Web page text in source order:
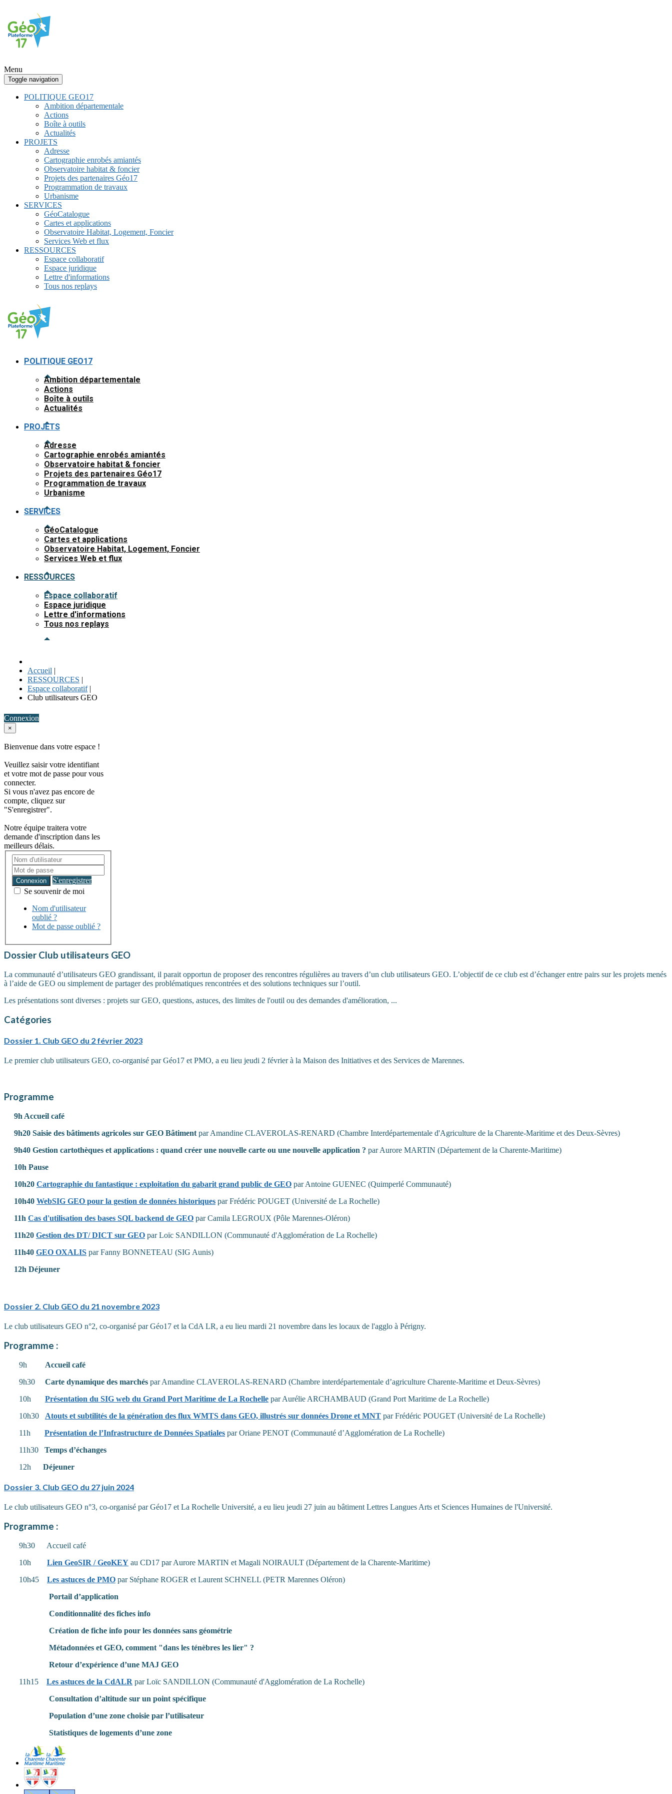
Menu
Toggle navigation
POLITIQUE GEO17
Ambition départementale
Actions
Boîte à outils
Actualités
PROJETS
Adresse
Cartographie enrobés amiantés
Observatoire habitat & foncier
Projets des partenaires Géo17
Programmation de travaux
Urbanisme
SERVICES
GéoCatalogue
Cartes et applications
Observatoire Habitat, Logement, Foncier
Services Web et flux
RESSOURCES
Espace collaboratif
Espace juridique
Lettre d'informations
Tous nos replays
POLITIQUE GEO17
Ambition départementale
Actions
Boîte à outils
Actualités
PROJETS
Adresse
Cartographie enrobés amiantés
Observatoire habitat & foncier
Projets des partenaires Géo17
Programmation de travaux
Urbanisme
SERVICES
GéoCatalogue
Cartes et applications
Observatoire Habitat, Logement, Foncier
Services Web et flux
RESSOURCES
Espace collaboratif
Espace juridique
Lettre d'informations
Tous nos replays
Accueil |
RESSOURCES |
Espace collaboratif |
Club utilisateurs GEO
Connexion
×
Bienvenue dans votre espace !
Veuillez saisir votre identifiant
et votre mot de passe pour vous
connecter.
Si vous n'avez pas encore de
compte, cliquez sur
"S'enregistrer".
Notre équipe traitera votre
demande d'inscription dans les
meilleurs délais.
Connexion
S'enregistrer
Se souvenir de moi
Nom d'utilisateur
oublié ?
Mot de passe oublié ?
Dossier Club utilisateurs GEO
La communauté d’utilisateurs GEO grandissant, il parait opportun de proposer des rencontres régulières au travers d’un club utilisateurs GEO. L’objectif de ce club est d’échanger entre pairs sur les projets menés
à l’aide de GEO ou simplement de partager des problématiques rencontrées et des solutions techniques sur l’outil.
Les présentations sont diverses : projets sur GEO, questions, astuces, des limites de l'outil ou des demandes d'amélioration, ...
Catégories
Dossier 1. Club GEO du 2 février 2023
Le premier club utilisateurs GEO, co-organisé par Géo17 et PMO, a eu lieu jeudi 2 février à la Maison des Initiatives et des Services de Marennes.
Programme
9h Accueil café
9h20 Saisie des bâtiments agricoles sur GEO Bâtiment par Amandine CLAVEROLAS-RENARD (Chambre Interdépartementale d'Agriculture de la Charente-Maritime et des Deux-Sèvres)
9h40 Gestion cartothèques et applications : quand créer une nouvelle carte ou une nouvelle application ? par Aurore MARTIN (Département de la Charente-Maritime)
10h Pause
10h20 Cartographie du fantastique : exploitation du gabarit grand public de GEO par Antoine GUENEC (Quimperlé Communauté)
10h40 WebSIG GEO pour la gestion de données historiques par Frédéric POUGET (Université de La Rochelle)
11h Cas d'utilisation des bases SQL backend de GEO par Camila LEGROUX (Pôle Marennes-Oléron)
11h20 Gestion des DT/ DICT sur GEO par Loïc SANDILLON (Communauté d'Agglomération de La Rochelle)
11h40 GEO OXALIS par Fanny BONNETEAU (SIG Aunis)
12h Déjeuner
Dossier 2. Club GEO du 21 novembre 2023
Le club utilisateurs GEO n°2, co-organisé par Géo17 et la CdA LR, a eu lieu mardi 21 novembre dans les locaux de l'agglo à Périgny.
Programme :
9h Accueil café
9h30 Carte dynamique des marchés par Amandine CLAVEROLAS-RENARD (Chambre interdépartementale d’agriculture Charente-Maritime et Deux-Sèvres)
10h Présentation du SIG web du Grand Port Maritime de La Rochelle par Aurélie ARCHAMBAUD (Grand Port Maritime de La Rochelle)
10h30 Atouts et subtilités de la génération des flux WMTS dans GEO, illustrés sur données Drone et MNT par Frédéric POUGET (Université de La Rochelle)
11h Présentation de l’Infrastructure de Données Spatiales par Oriane PENOT (Communauté d’Agglomération de La Rochelle)
11h30 Temps d’échanges
12h Déjeuner
Dossier 3. Club GEO du 27 juin 2024
Le club utilisateurs GEO n°3, co-organisé par Géo17 et La Rochelle Université, a eu lieu jeudi 27 juin au bâtiment Lettres Langues Arts et Sciences Humaines de l'Université.
Programme :
9h30 Accueil café
10h Lien GeoSIR / GeoKEY au CD17 par Aurore MARTIN et Magali NOIRAULT (Département de la Charente-Maritime)
10h45 Les astuces de PMO par Stéphane ROGER et Laurent SCHNELL (PETR Marennes Oléron)
Portail d’application
Conditionnalité des fiches info
Création de fiche info pour les données sans géométrie
Métadonnées et GEO, comment "dans les ténèbres les lier" ?
Retour d’expérience d’une MAJ GEO
11h15 Les astuces de la CdALR par Loïc SANDILLON (Communauté d'Agglomération de La Rochelle)
Consultation d’altitude sur un point spécifique
Population d’une zone choisie par l’utilisateur
Statistiques de logements d’une zone